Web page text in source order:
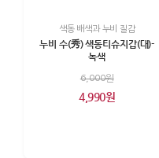
색동 배색과 누비 질감
누비 수(秀) 색동티슈지갑(대)-
녹색
6,000원
4,990원